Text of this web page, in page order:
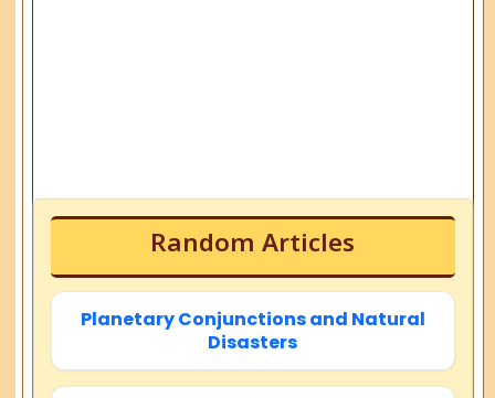
Random Articles
Planetary Conjunctions and Natural
Disasters